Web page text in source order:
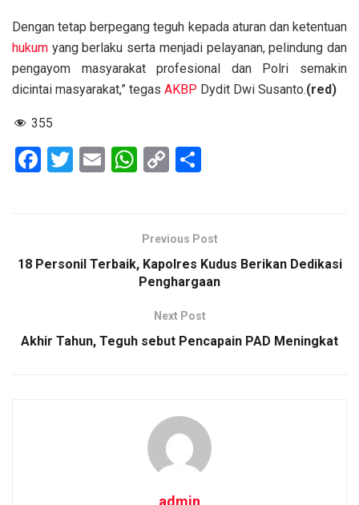
Dengan tetap berpegang teguh kepada aturan dan ketentuan
hukum yang berlaku serta menjadi pelayanan, pelindung dan
pengayom masyarakat profesional dan Polri semakin
dicintai masyarakat,” tegas AKBP Dydit Dwi Susanto.(red)
355
F
o
T
E
W
s
A
p
C
Li
n
k
e
Previous Post
18 Personil Terbaik, Kapolres Kudus Berikan Dedikasi
Penghargaan
Next Post
Akhir Tahun, Teguh sebut Pencapain PAD Meningkat
admin